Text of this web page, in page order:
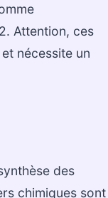
Attention, ces
nécessite un
des
chimiques sont